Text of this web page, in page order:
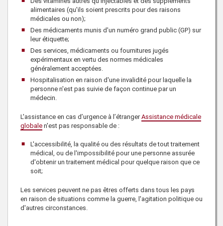
alimentaires (qu'ils soient prescrits pour des raisons
médicales ou non);
Des médicaments munis d'un numéro grand public (GP) sur
leur étiquette;
Des services, médicaments ou fournitures jugés
expérimentaux en vertu des normes médicales
généralement acceptées.
Hospitalisation en raison d'une invalidité pour laquelle la
personne n'est pas suivie de façon continue par un
médecin.
L'assistance en cas d’urgence à l’étrangerAssistance médicale
globale n'est pas responsable de :
L'accessibilité, la qualité ou des résultats de tout traitement
médical, ou de l'impossibilité pour une personne assurée
d'obtenir un traitement médical pour quelque raison que ce
soit;
Les services peuvent ne pas êtres offerts dans tous les pays
en raison de situations comme la guerre, l'agitation politique ou
d'autres circonstances.